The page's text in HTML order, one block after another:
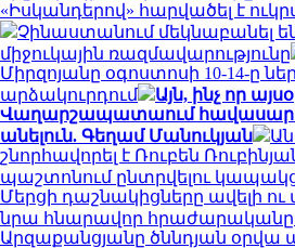
«Իսկանդերով» հարվածել է
Չինաստանում մեկնաբանել
միջուկային ռազմավարությունը
Միրզոյանը օգոստոսի 10-14-ը
արձակուրդում
Այն, ինչ որ
Վաղարշապատաում հավասար
անելուն. Գեղամ Մանուկյան
շնորհավորել է Ռուբեն
պաշտոնում ընտրվելու
Մերցի դաշնակիցները ավելի ու
նրա հնարավոր
Արզաքանցյանը ծննդյան օրվա